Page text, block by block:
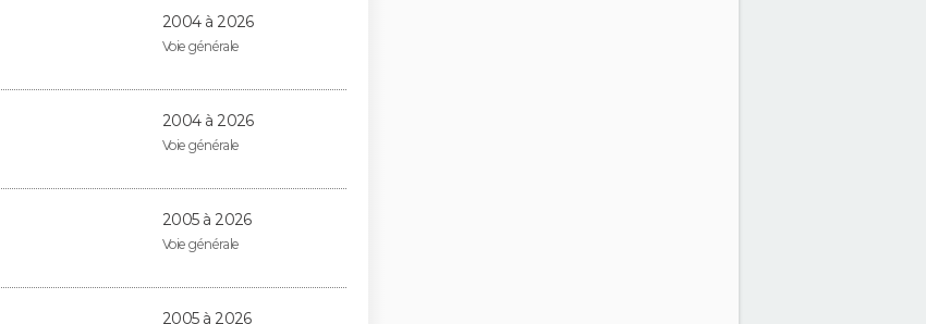
2004 à 2026
Voie générale
2004 à 2026
Voie générale
2005 à 2026
Voie générale
2005 à 2026